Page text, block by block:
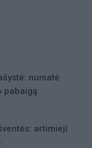
numatė
pabaigą
artimieji